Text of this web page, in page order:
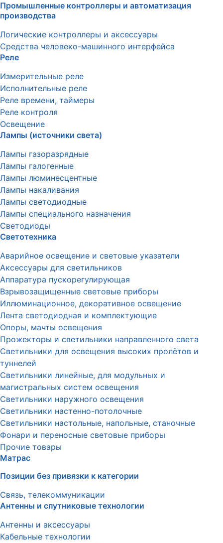
Промышленные контроллеры и автоматизация
производства
Логические контроллеры и аксессуары
Средства человеко-машинного интерфейса
Реле
Измерительные реле
Исполнительные реле
Реле времени, таймеры
Реле контроля
Освещение
Лампы (источники света)
Лампы газоразрядные
Лампы галогенные
Лампы люминесцентные
Лампы накаливания
Лампы светодиодные
Лампы специального назначения
Светодиоды
Светотехника
Аварийное освещение и световые указатели
Аксессуары для светильников
Аппаратура пускорегулирующая
Взрывозащищенные световые приборы
Иллюминационное, декоративное освещение
Лента светодиодная и комплектующие
Опоры, мачты освещения
Прожекторы и светильники направленного света
Светильники для освещения высоких пролётов и
туннелей
Светильники линейные, для модульных и
магистральных систем освещения
Светильники наружного освещения
Светильники настенно-потолочные
Светильники настольные, напольные, станочные
Фонари и переносные световые приборы
Прочие товары
Матрас
Позиции без привязки к категории
Связь, телекоммуникации
Антенны и спутниковые технологии
Антенны и аксессуары
Кабельные технологии